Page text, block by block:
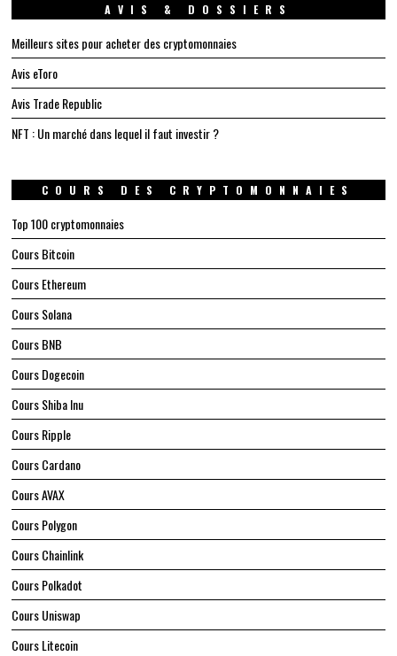
AVIS & DOSSIERS
Meilleurs sites pour acheter des cryptomonnaies
Avis eToro
Avis Trade Republic
NFT : Un marché dans lequel il faut investir ?
COURS DES CRYPTOMONNAIES
Top 100 cryptomonnaies
Cours Bitcoin
Cours Ethereum
Cours Solana
Cours BNB
Cours Dogecoin
Cours Shiba Inu
Cours Ripple
Cours Cardano
Cours AVAX
Cours Polygon
Cours Chainlink
Cours Polkadot
Cours Uniswap
Cours Litecoin